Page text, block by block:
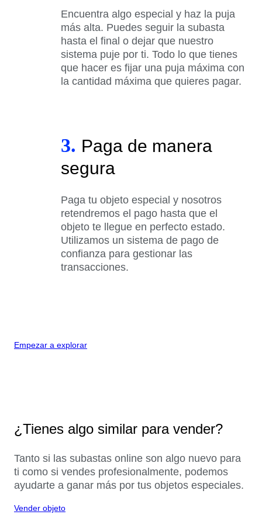
Encuentra algo especial y haz la puja
más alta. Puedes seguir la subasta
hasta el final o dejar que nuestro
sistema puje por ti. Todo lo que tienes
que hacer es fijar una puja máxima con
la cantidad máxima que quieres pagar.
3. Paga de manera
segura
Paga tu objeto especial y nosotros
retendremos el pago hasta que el
objeto te llegue en perfecto estado.
Utilizamos un sistema de pago de
confianza para gestionar las
transacciones.
Empezar a explorar
¿Tienes algo similar para vender?
Tanto si las subastas online son algo nuevo para
ti como si vendes profesionalmente, podemos
ayudarte a ganar más por tus objetos especiales.
Vender objeto